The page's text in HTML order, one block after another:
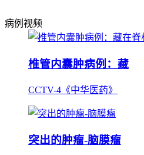
病例视频
椎管内囊肿病例：藏
CCTV-4《中华医药》
突出的肿瘤-脑膜瘤